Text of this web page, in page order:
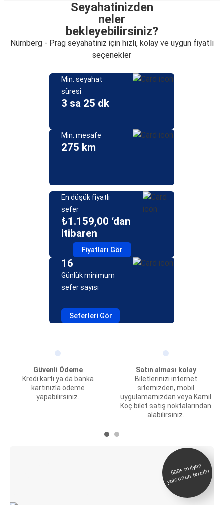
Seyahatinizden
neler
bekleyebilirsiniz?
Nürnberg - Prag seyahatiniz için hızlı, kolay ve uygun fiyatlı
seçenekler
Min. seyahat
süresi
3 sa 25 dk
Min. mesafe
275 km
En düşük fiyatlı
sefer
₺1.159,00 ‘dan
itibaren
Fiyatları Gör
16
Günlük minimum
sefer sayısı
Seferleri Gör
Güvenli Ödeme
Kredi kartı ya da banka
kartınızla ödeme
yapabilirsiniz.
Satın alması kolay
Biletlerinizi internet
sitemizden, mobil
uygulamamızdan veya Kamil
Koç bilet satış noktalarından
alabilirsiniz.
500+
milyon
yolcunun tercihi